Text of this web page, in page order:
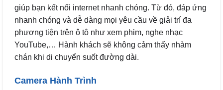
giúp bạn kết nối internet nhanh chóng. Từ đó, đáp ứng
nhanh chóng và dễ dàng mọi yêu cầu về giải trí đa
phương tiện trên ô tô như xem phim, nghe nhạc
YouTube,… Hành khách sẽ không cảm thấy nhàm
chán khi di chuyển suốt đường dài.
Camera Hành Trình